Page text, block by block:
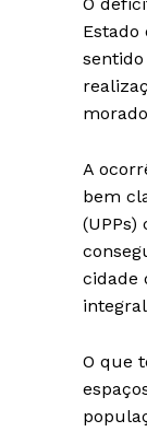
A
bem
cidade
O que